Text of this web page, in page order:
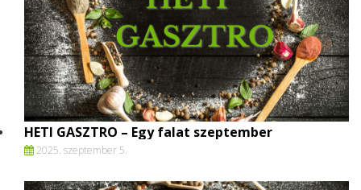
HETI GASZTRO – Egy falat szeptember
2025. szeptember 5.